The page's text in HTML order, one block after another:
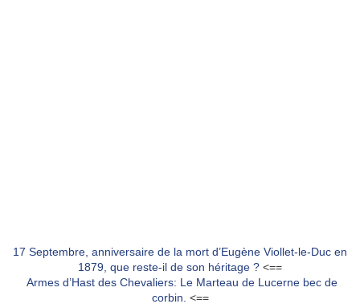
17 Septembre, anniversaire de la mort d’Eugène Viollet-le-Duc en
1879, que reste-il de son héritage ? <==
Armes d’Hast des Chevaliers: Le Marteau de Lucerne bec de
corbin. <==